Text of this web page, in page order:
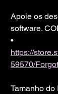
Apoie os
software.
•
https://
59570/
Tamanho do